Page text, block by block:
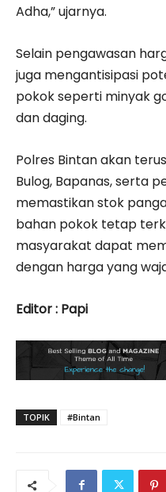
Adha,” ujarnya.
Selain pengawasan
juga mengantisipasi
pokok seperti minyak
dan daging.
Polres Bintan akan
Bulog, Bapanas, serta
memastikan stok
bahan pokok tetap
masyarakat dapat
dengan harga yang
Editor : Papi
TOPIK #Bintan